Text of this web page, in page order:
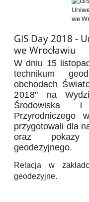
GIS Day 2018 -
we Wrocławiu
W dniu 15
technikum
obchodach
2018" na
Środowiska i
Przyrodniczego
przygotowali dla
oraz pokazy
geodezyjnego.
Relacja w
geodezyjne.